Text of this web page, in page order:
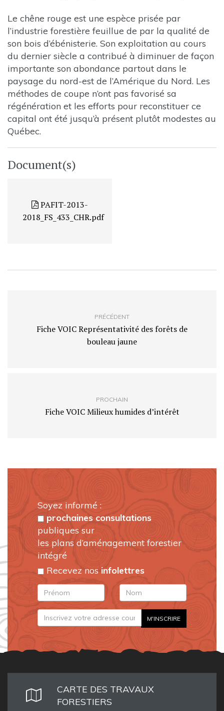
Le chêne rouge est une espèce prisée par
l’industrie forestière feuillue de par la qualité de
son bois d’ébénisterie. Son exploitation au cours
du dernier siècle a contribué à diminuer de façon
importante son abondance partout dans le
paysage du nord-est de l’Amérique du Nord. Les
méthodes de coupe n’ont pas favorisé sa
régénération et les efforts pour reconstituer ce
capital ont été jusqu’à présent plutôt modestes au
Québec.
Document(s)
PAFIT-2013-
2018_FS_433_CHR.pdf
PRÉCÉDENT
Fiche VOIC Représentativité des forêts de
bouleau jaune
PROCHAIN
Fiche VOIC Milieux humides d’intérêt
Soyez informé :
prochaines consultations
publiques sur
les plans d’aménagement forestier
intégré
Recevez nosinfolettres
CARTE DES TRAVAUX
FORESTIERS